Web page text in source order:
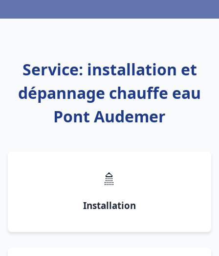
Service: installation et
dépannage chauffe eau
Pont Audemer
🚿
Installation